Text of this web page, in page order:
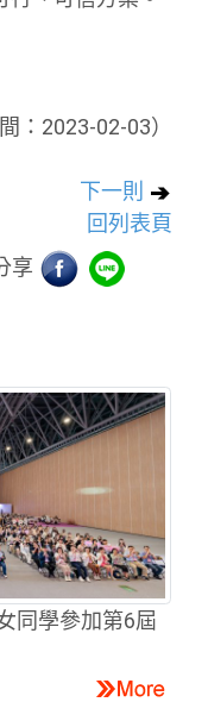
：2023-02-03）
下一則
回列表頁
享
同學參加第6屆